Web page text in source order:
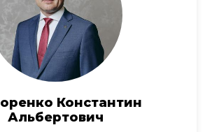
Константин
Альбертович